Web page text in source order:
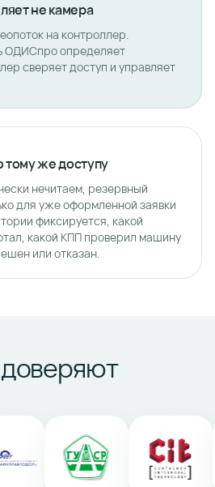
не камера
на контроллер.
ОДИСпро определяет
сверяет доступ и управляет
тому же доступу
нечитаем, резервный
для уже оформленной заявки
фиксируется, какой
какой КПП проверил машину
или отказан.